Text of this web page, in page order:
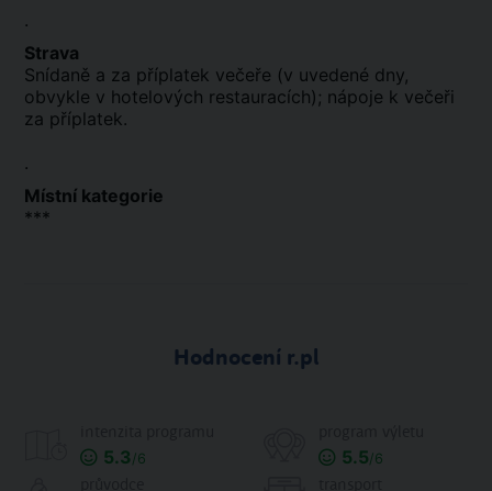
.
Strava
Snídaně a za příplatek večeře (v uvedené dny,
obvykle v hotelových restauracích); nápoje k večeři
za příplatek.
.
Místní kategorie
***
Hodnocení r.pl
5.3/6 5.5/6